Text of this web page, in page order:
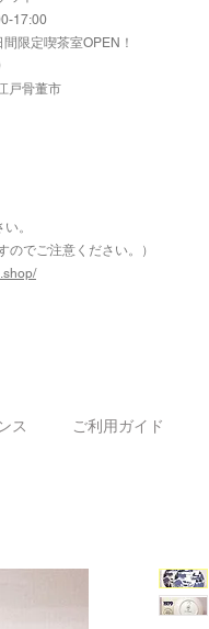
17:00
限定喫茶室OPEN！
戸骨董市
。
のでご注意ください。）
​
ス ご利用ガイド